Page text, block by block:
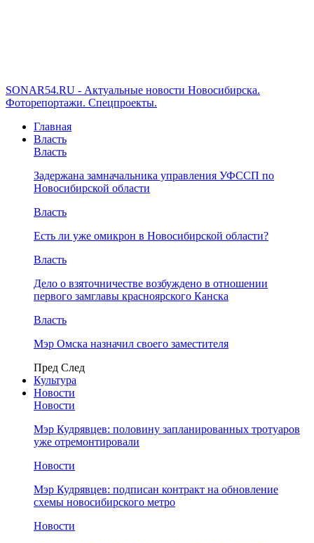
SONAR54.RU - Актуальные новости Новосибирска.
Фоторепортажи. Спецпроекты.
Главная
Власть
Власть
Задержана замначальника управления УФССП по
Новосибирской области
Власть
Есть ли уже омикрон в Новосибирской области?
Власть
Дело о взяточничестве возбуждено в отношении
первого замглавы красноярского Канска
Власть
Мэр Омска назначил своего заместителя
Пред След
Культура
Новости
Новости
Мэр Кудрявцев: половину запланированных тротуаров
уже отремонтировали
Новости
Мэр Кудрявцев: подписан контракт на обновление
схемы новосибирского метро
Новости